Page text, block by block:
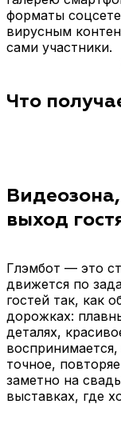
форматы
вирусным
сами участники.
Форматы
съёмка, где
камерой делает
красивый
Кастомные
движения
Оператор
маршрут: круг,
наезд,
пролёт снизу
под танец,
или интро
Что
выход
Глэмбот — это
движется по
гостей так, как
дорожках:
деталях,
точное,
заметно на
выставках, где